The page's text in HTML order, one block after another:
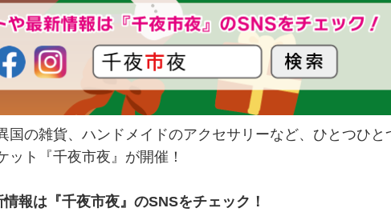
国の雑貨、ハンドメイドのアクセサリーなど、ひとつひと
ット『千夜市夜』が開催！
報は『千夜市夜』のSNSをチェック！